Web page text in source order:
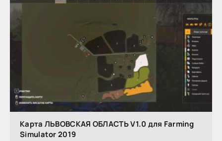
Карта ЛЬВОВСКАЯ ОБЛАСТЬ V1.0 для Farming
Simulator 2019